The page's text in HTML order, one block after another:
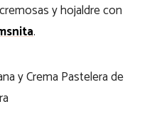
y hojaldre con
.